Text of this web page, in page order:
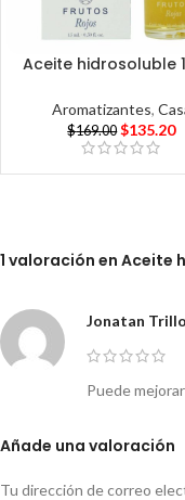
Aceite hidrosoluble
Aromatizantes,
$169.00 $135.20
1 valoración en Aceite
Jonatan
Puede mejorar
Añade una valoración
Tu dirección de correo